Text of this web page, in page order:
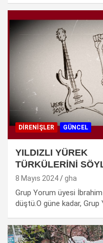
DIRENIŞLER GÜNCEL
YILDIZLI YÜREK
TÜRKÜLERİNİ
8 Mayıs 2024 gha
Grup Yorum üyesi
düştü.O güne kadar,